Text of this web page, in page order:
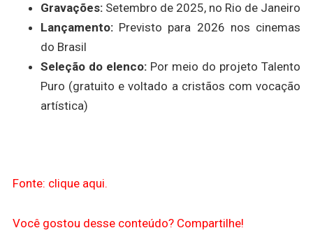
Gravações:Setembro de 2025, no Rio de Janeiro
Lançamento:Previsto para 2026 nos cinemas
do Brasil
Seleção do elenco:Por meio do projeto Talento
Puro (gratuito e voltado a cristãos com vocação
artística)
Fonte: clique aqui.
Você gostou desse conteúdo? Compartilhe!